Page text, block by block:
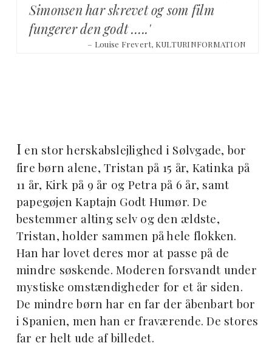
Simonsen har skrevet og som film
fungerer den godt …..'
– Louise Frevert, KULTURINFORMATION
I en stor herskabslejlighed i Sølvgade, bor
fire børn alene, Tristan på 15 år, Katinka på
11 år, Kirk på 9 år og Petra på 6 år, samt
papegøjen Kaptajn Godt Humør. De
bestemmer alting selv og den ældste,
Tristan, holder sammen på hele flokken.
Han har lovet deres mor at passe på de
mindre søskende. Moderen forsvandt under
mystiske omstændigheder for et år siden.
De mindre børn har en far der åbenbart bor
i Spanien, men han er fraværende. De stores
far er helt ude af billedet.